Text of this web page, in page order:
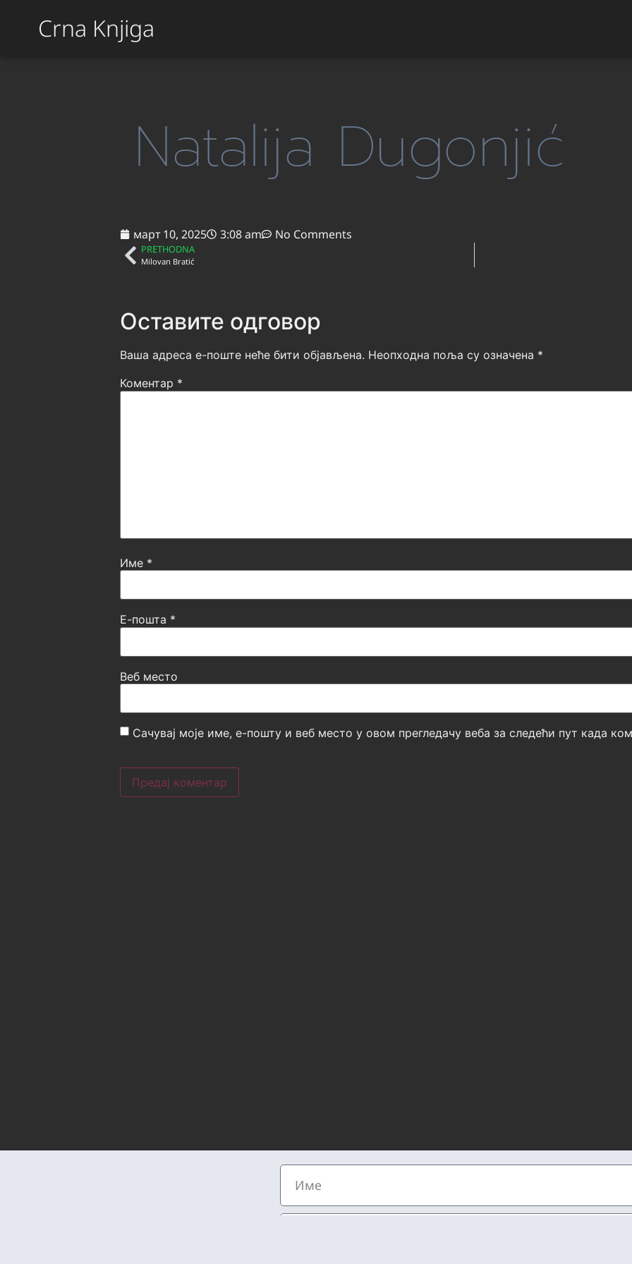
Crna Knjiga
Natalija Dugonjić
март 10, 2025 3:08 am No Comments
PRETHODNA
Milovan Bratić
Оставите одговор
Ваша адреса е-поште неће бити објављена. Неопходна поља су означена *
Коментар *
Име *
Е-пошта *
Веб место
Сачувај моје име, е-пошту и веб место у овом прегледачу веба за следећи пут када